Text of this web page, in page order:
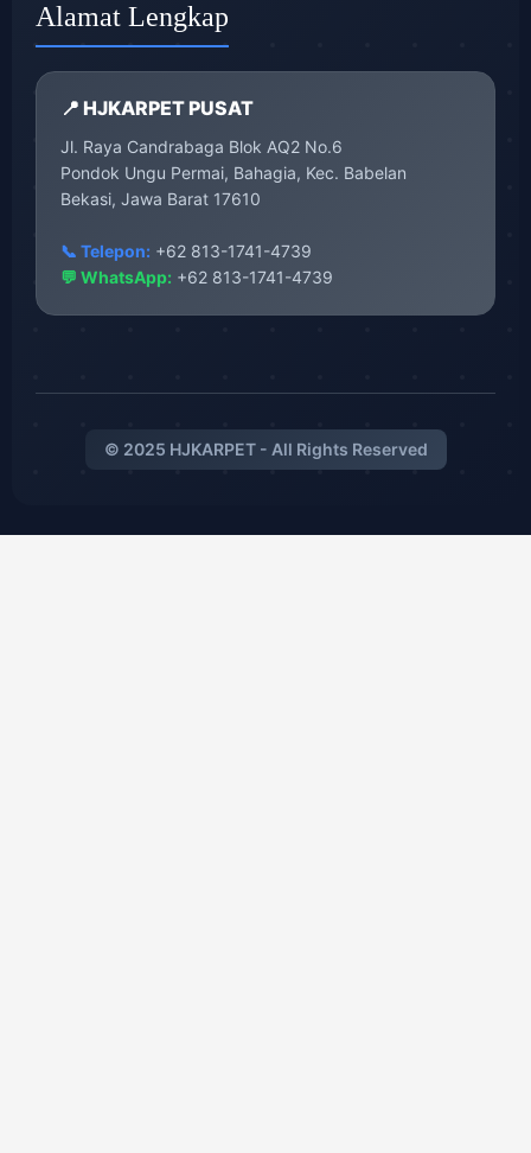
Alamat Lengkap
📍 HJKARPET PUSAT
Jl. Raya Candrabaga Blok AQ2 No.6
Pondok Ungu Permai, Bahagia, Kec. Babelan
Bekasi, Jawa Barat 17610
📞 Telepon: +62 813-1741-4739
💬 WhatsApp: +62 813-1741-4739
© 2025 HJKARPET - All Rights Reserved